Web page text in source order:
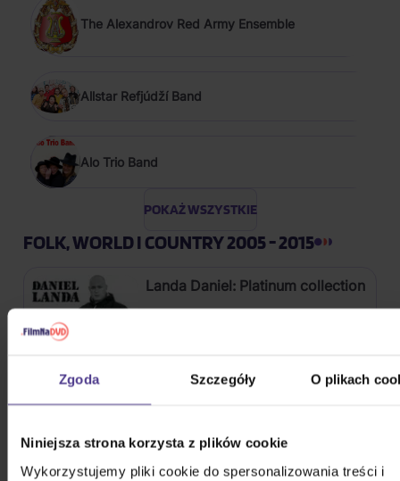
Zgoda Szczegóły O plikach
Niniejsza strona korzysta z plików cookie
Wykorzystujemy pliki cookie do spersonalizowania treści i
The Alexandrov Red Army Ensemble
Allstar Refjúdží Band
Alo Trio Band
POKAŻ WSZYSTKIE
FOLK, WORLD I COUNTRY 2005 - 2015
Landa Daniel: Platinum collection
Na magazynie 64,60 zł
slavných písniček